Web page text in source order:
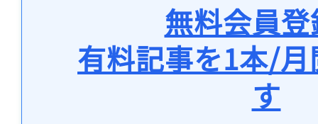
無料会員
有料記事を1本/
す